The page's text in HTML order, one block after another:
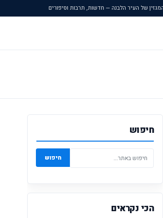
של העיר הלבנה — חדשות, תרבות וסיפורים
חיפוש
חיפוש
הכי נקראים